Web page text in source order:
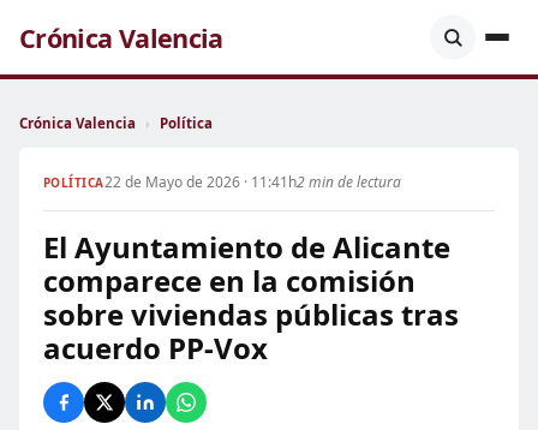
Crónica Valencia
Crónica Valencia › Política
POLÍTICA22 de Mayo de 2026 · 11:41h2 min de lectura
El Ayuntamiento de Alicante
comparece en la comisión
sobre viviendas públicas tras
acuerdo PP-Vox